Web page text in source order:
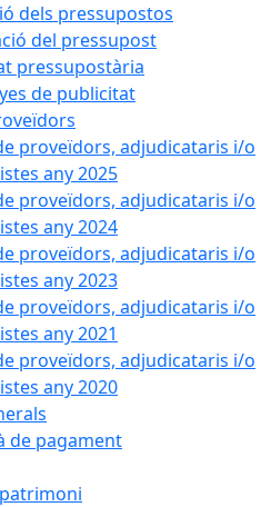
dels pressupostos
del pressupost
pressupostària
de publicitat
proveïdors, adjudicataris i/o
any 2025
proveïdors, adjudicataris i/o
any 2024
proveïdors, adjudicataris i/o
any 2023
proveïdors, adjudicataris i/o
any 2021
proveïdors, adjudicataris i/o
any 2020
de pagament